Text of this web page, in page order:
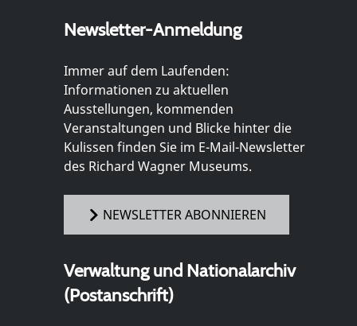
Newsletter-Anmeldung
Immer auf dem Laufenden:
Informationen zu aktuellen
Ausstellungen, kommenden
Veranstaltungen und Blicke hinter die
Kulissen finden Sie im E-Mail-Newsletter
des Richard Wagner Museums.
NEWSLETTER ABONNIEREN
Verwaltung und Nationalarchiv
(Postanschrift)